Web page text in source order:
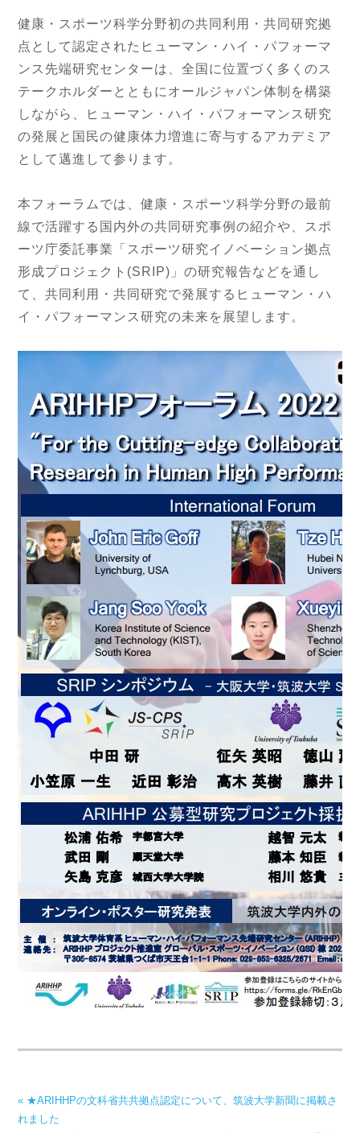
健康・スポーツ科学分野初の共同利用・共同研究拠
点として認定されたヒューマン・ハイ・パフォーマ
ンス先端研究センターは、全国に位置づく多くのス
テークホルダーとともにオールジャパン体制を構築
しながら、ヒューマン・ハイ・パフォーマンス研究
の発展と国民の健康体力増進に寄与するアカデミア
として邁進して参ります。
本フォーラムでは、健康・スポーツ科学分野の最前
線で活躍する国内外の共同研究事例の紹介や、スポ
ーツ庁委託事業「スポーツ研究イノベーション拠点
形成プロジェクト(SRIP)」の研究報告などを通し
て、共同利用・共同研究で発展するヒューマン・ハ
イ・パフォーマンス研究の未来を展望します。
« ★ARIHHPの文科省共共拠点認定について、筑波大学新聞に掲載さ
れました